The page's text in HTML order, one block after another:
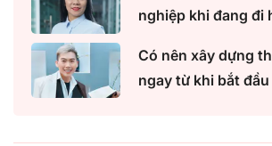
nghiệp khi đang đi
Có nên xây dựng
ngay từ khi bắt